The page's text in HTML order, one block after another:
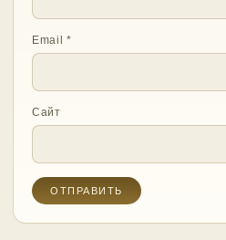
Email*
Сайт